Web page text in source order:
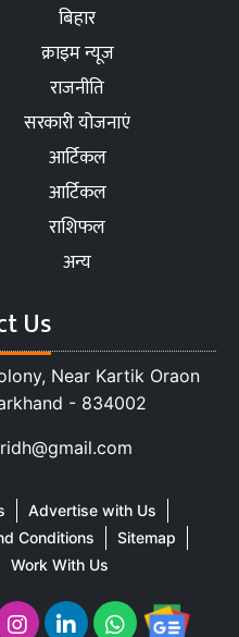
बिहार
क्राइम न्यूज
राजनीति
सरकारी योजनाएं
आर्टिकल
आर्टिकल
राशिफल
अन्य
Us
Near Kartik Oraon
- 834002
Advertise with Us
Conditions
Sitemap
Work With Us